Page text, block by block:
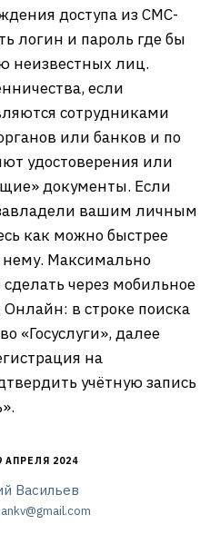
доступа из СМС-
логин и пароль где бы
неизвестных лиц.
если
сотрудниками
или банков и по
удостоверения или
документы. Если
вашим личным
как можно быстрее
нему. Максимально
через мобильное
в строке поиска
«Госуслуги», далее
на
учётную запись
АПРЕЛЯ 2024
Васильев